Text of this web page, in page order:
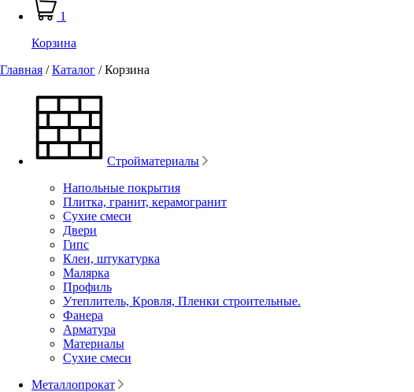
1
Корзина
Главная /Каталог /Корзина
Стройматериалы
Напольные покрытия
Плитка, гранит, керамогранит
Сухие смеси
Двери
Гипс
Клеи, штукатурка
Малярка
Профиль
Утеплитель, Кровля, Пленки строительные.
Фанера
Арматура
Материалы
Сухие смеси
Металлопрокат